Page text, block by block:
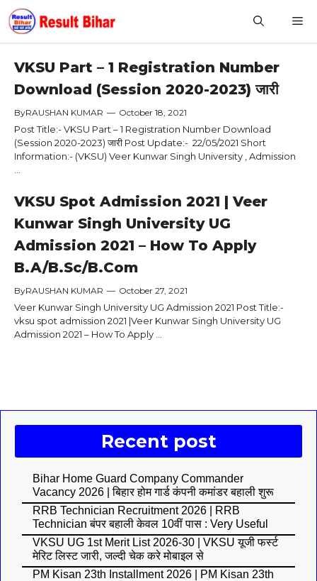
Skip
to
content
VKSU Part – 1 Registration Number
Download (Session 2020-2023) जारी
ByRAUSHAN KUMAR — October 18, 2021
Post Title:- VKSU Part – 1 Registration Number Download
(Session 2020-2023) जारी Post Update:- 22/05/2021 Short
Information:- (VKSU) Veer Kunwar Singh University , Admission
VKSU Spot Admission 2021 | Veer
Kunwar Singh University UG
Admission 2021 – How To Apply
B.A/B.Sc/B.Com
ByRAUSHAN KUMAR — October 27, 2021
Veer Kunwar Singh University UG Admission 2021 Post Title:-
vksu spot admission 2021 |Veer Kunwar Singh University UG
Admission 2021 – How To Apply ...
Recent post
Bihar Home Guard Company Commander
Vacancy 2026 | बिहार होम गार्ड कंपनी कमांडर बहाली शुरू
RRB Technician Recruitment 2026 | RRB
Technician बंपर बहाली केवल 10वीं पास : Very Useful
VKSU UG 1st Merit List 2026-30 | VKSU यूजी फर्स्ट
मेरिट लिस्ट जारी, जल्दी चेक करे मोबाइल से
PM Kisan 23th Installment 2026 | PM Kisan 23th